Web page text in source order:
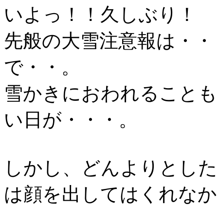
いよっ！！久しぶり！
先般の大雪注意報は・
で・・。
雪かきにおわれること
い日が・・・。
しかし、どんよりとし
は顔を出してはくれな